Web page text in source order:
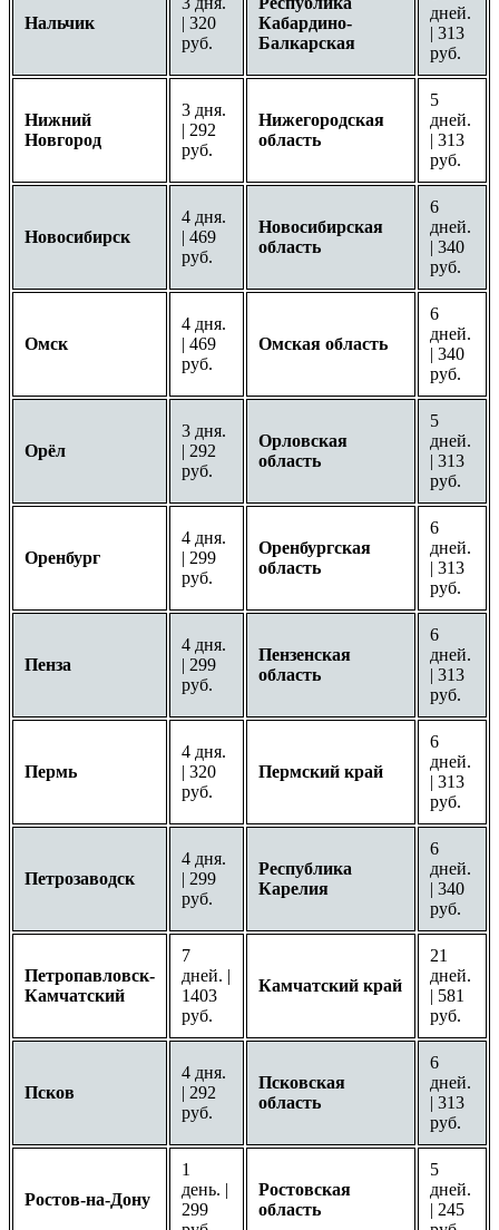
Нальчик
| 320
руб.
Кабардино-
Балкарская
дней.
| 313
руб.
Нижний
Новгород
3 дня.
| 292
руб.
Нижегородская
область
5
дней.
| 313
руб.
Новосибирск
4 дня.
| 469
руб.
Новосибирская
область
6
дней.
| 340
руб.
Омск
4 дня.
| 469
руб.
Омская область
6
дней.
| 340
руб.
Орёл
3 дня.
| 292
руб.
Орловская
область
5
дней.
| 313
руб.
Оренбург
4 дня.
| 299
руб.
Оренбургская
область
6
дней.
| 313
руб.
Пенза
4 дня.
| 299
руб.
Пензенская
область
6
дней.
| 313
руб.
Пермь
4 дня.
| 320
руб.
Пермский край
6
дней.
| 313
руб.
Петрозаводск
4 дня.
| 299
руб.
Республика
Карелия
6
дней.
| 340
руб.
Петропавловск-
Камчатский
7
дней. |
1403
руб.
Камчатский край
21
дней.
| 581
руб.
Псков
4 дня.
| 292
руб.
Псковская
область
6
дней.
| 313
руб.
Ростов-на-Дону
1
день. |
299
Ростовская
область
5
дней.
| 245